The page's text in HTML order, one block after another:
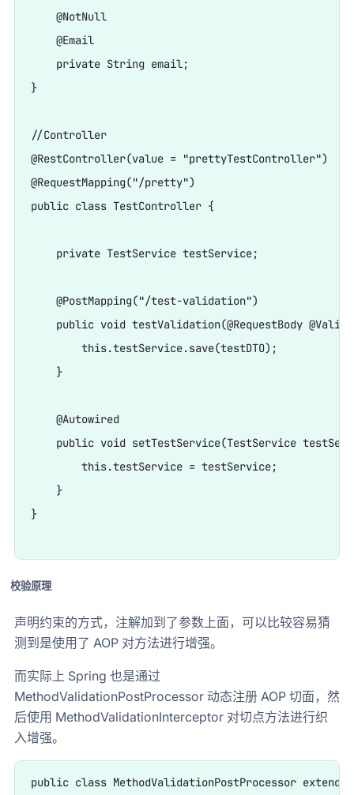
@NotNull
@Email
private String email;
}
//Controller
@RestController(value = "prettyTestController")
@RequestMapping("/pretty")
public class TestController {
private TestService testService;
@PostMapping("/test-validation")
public void testValidation(@RequestBody
this.testService.save(testDTO);
}
@Autowired
public void setTestService(TestService
this.testService = testService;
}
}
校验原理
声明约束的方式，注解加到了参数上面，可以比较容易猜
测到是使用了 AOP 对方法进行增强。
而实际上 Spring 也是通过
MethodValidationPostProcessor 动态注册 AOP 切面，然
后使用 MethodValidationInterceptor 对切点方法进行织
入增强。
public class MethodValidationPostProcessor